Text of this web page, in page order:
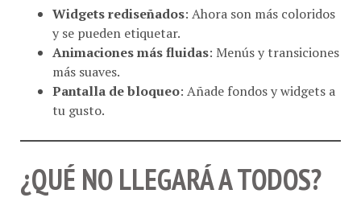
Widgets rediseñados: Ahora son más coloridos
y se pueden etiquetar.
Animaciones más fluidas: Menús y transiciones
más suaves.
Pantalla de bloqueo: Añade fondos y widgets a
tu gusto.
¿QUÉ NO LLEGARÁ A TODOS?